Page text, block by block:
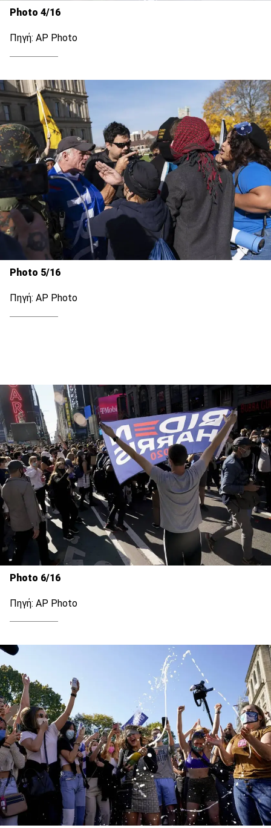
Photo 4/16
Πηγή: AP Photo
Photo 5/16
Πηγή: AP Photo
Photo 6/16
Πηγή: AP Photo